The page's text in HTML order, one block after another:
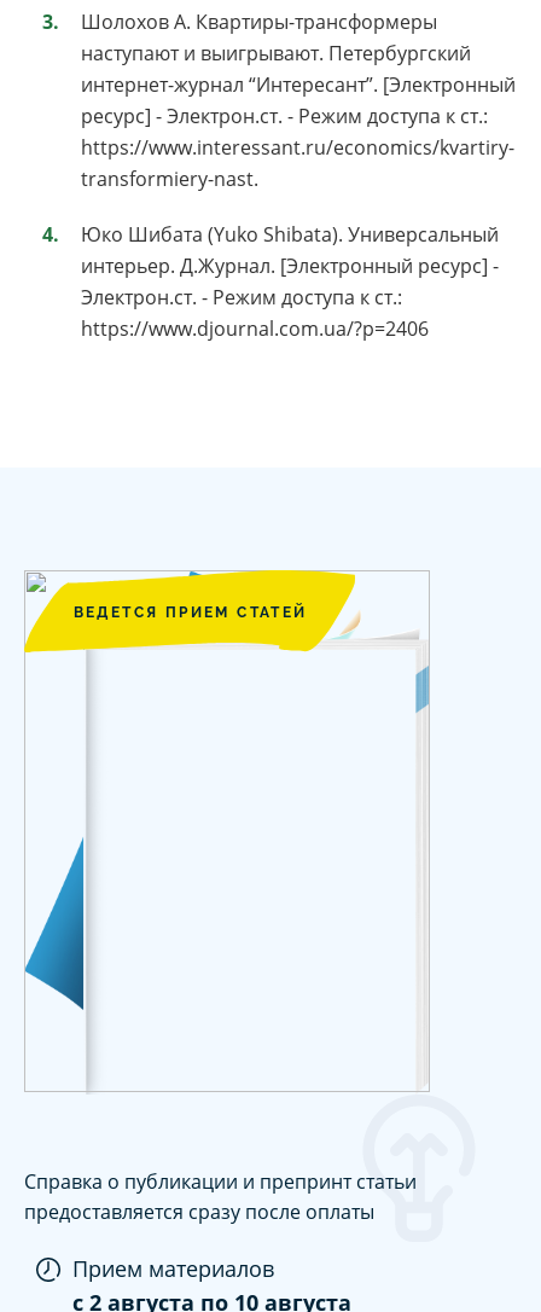
Шолохов А. Квартиры-трансформеры
наступают и выигрывают. Петербургский
интернет-журнал “Интересант”. [Электронный
ресурс] - Электрон.ст. - Режим доступа к ст.:
https://www.interessant.ru/economics/kvartiry-
transformiery-nast.
Юко Шибата (Yuko Shibata). Универсальный
интерьер. Д.Журнал. [Электронный ресурс] -
Электрон.ст. - Режим доступа к ст.:
https://www.djournal.com.ua/?p=2406
ВЕДЕТСЯ ПРИЕМ СТАТЕЙ
Справка о публикации и препринт статьи
предоставляется сразу после оплаты
Прием материалов
c 2 августа по 10 августа